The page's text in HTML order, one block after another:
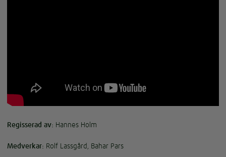
Regisserad av: Hannes Holm
Medverkar: Rolf Lassgård, Bahar Pars